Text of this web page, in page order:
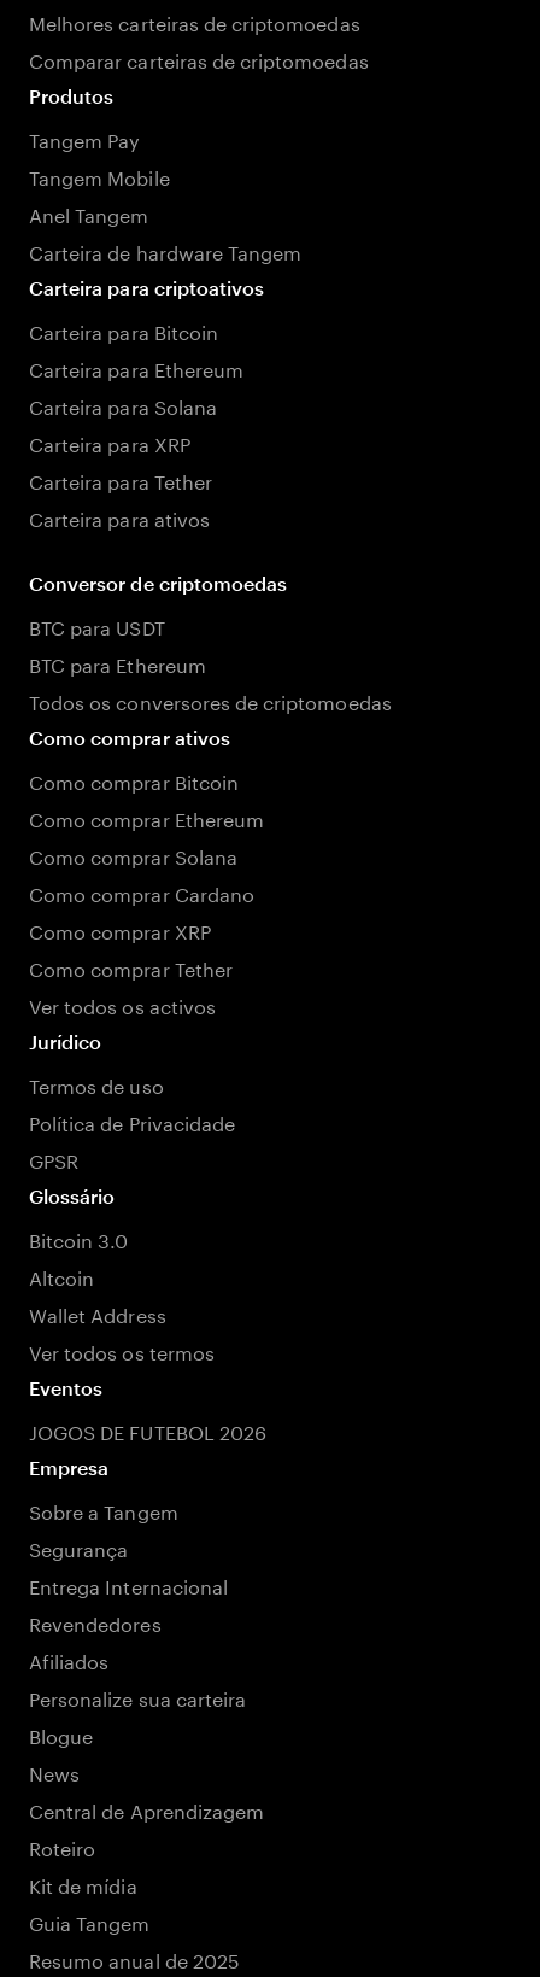
Melhores carteiras de criptomoedas
Comparar carteiras de criptomoedas
Produtos
Tangem Pay
Tangem Mobile
Anel Tangem
Carteira de hardware Tangem
Carteira para criptoativos
Carteira para Bitcoin
Carteira para Ethereum
Carteira para Solana
Carteira para XRP
Carteira para Tether
Carteira para ativos
Conversor de criptomoedas
BTC para USDT
BTC para Ethereum
Todos os conversores de criptomoedas
Como comprar ativos
Como comprar Bitcoin
Como comprar Ethereum
Como comprar Solana
Como comprar Cardano
Como comprar XRP
Como comprar Tether
Ver todos os activos
Jurídico
Termos de uso
Política de Privacidade
GPSR
Glossário
Bitcoin 3.0
Altcoin
Wallet Address
Ver todos os termos
Eventos
JOGOS DE FUTEBOL 2026
Empresa
Sobre a Tangem
Segurança
Entrega Internacional
Revendedores
Afiliados
Personalize sua carteira
Blogue
News
Central de Aprendizagem
Roteiro
Kit de mídia
Guia Tangem
Resumo anual de 2025